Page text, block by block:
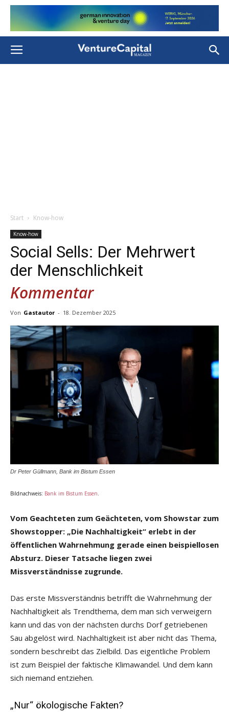
Start Know-how
Know-how
Social Sells: Der Mehrwert
der Menschlichkeit
Kommentar
Von Gastautor - 18. Dezember 2025
Dr Peter Güllmann, Bank im Bistum Essen
Bildnachweis: Bank im Bistum Essen.
Vom Geachteten zum Geächteten, vom Showstar zum
Showstopper: „Die Nachhaltigkeit“ erlebt in der
öffentlichen Wahrnehmung gerade einen beispiellosen
Absturz. Dieser Tatsache liegen zwei
Missverständnisse zugrunde.
Das erste Missverständnis betrifft die Wahrnehmung der
Nachhaltigkeit als Trendthema, dem man sich verweigern
kann und das von der nächsten durchs Dorf getriebenen
Sau abgelöst wird. Nachhaltigkeit ist aber nicht das Thema,
sondern beschreibt das Zielbild. Das eigentliche Problem
ist zum Beispiel der faktische Klimawandel. Und dem kann
sich niemand entziehen.
„Nur“ ökologische Fakten?